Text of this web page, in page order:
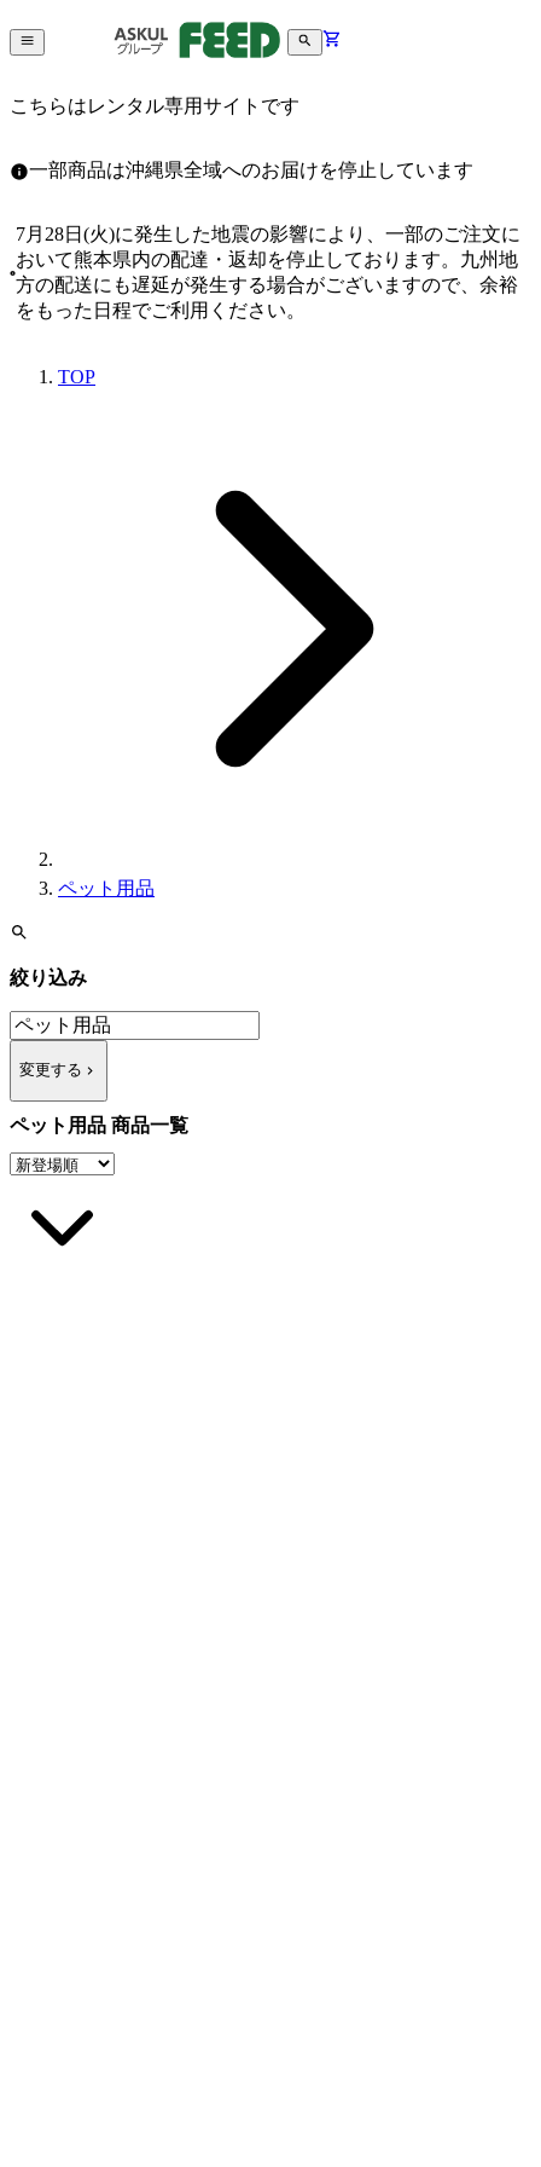
こちらはレンタル専用サイトです
一部商品は沖縄県全域へのお届けを停止しています
7月28日(火)に発生した地震の影響により、一部のご注文に
おいて熊本県内の配達・返却を停止しております。九州地
方の配送にも遅延が発生する場合がございますので、余裕
をもった日程でご利用ください。
TOP
ペット用品
絞り込み
変更する
ペット用品 商品一覧